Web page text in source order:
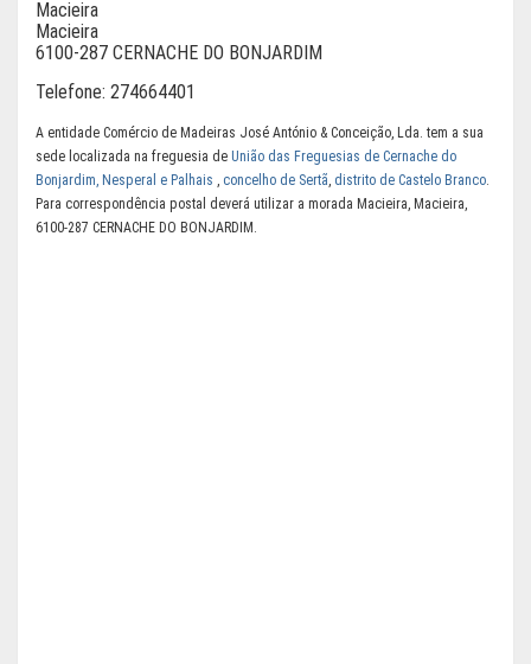
Macieira
Macieira
6100-287 CERNACHE DO BONJARDIM
Telefone: 274664401
A entidade Comércio de Madeiras José António & Conceição, Lda. tem a sua
sede localizada na freguesia de União das Freguesias de Cernache do
Bonjardim, Nesperal e Palhais , concelho de Sertã, distrito de Castelo Branco.
Para correspondência postal deverá utilizar a morada Macieira, Macieira,
6100-287 CERNACHE DO BONJARDIM.